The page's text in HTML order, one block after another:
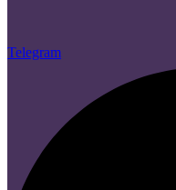
Telegram